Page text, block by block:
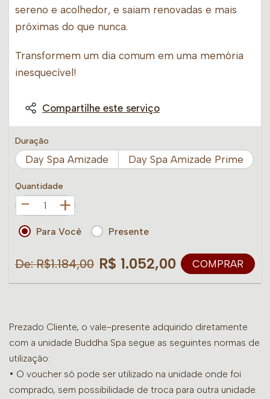
sereno e acolhedor, e saiam renovadas e mais
próximas do que nunca.
Transformem um dia comum em uma memória
inesquecível!
Compartilhe este serviço
Duração
Day Spa Amizade Day Spa Amizade Prime
Quantidade
+
Para Você Presente
De: R$1.184,00 R$ 1.052,00 COMPRAR
Prezado Cliente, o vale-presente adquirido diretamente
com a unidade Buddha Spa segue as seguintes normas de
utilização:
• O voucher só pode ser utilizado na unidade onde foi
comprado, sem possibilidade de troca para outra unidade.